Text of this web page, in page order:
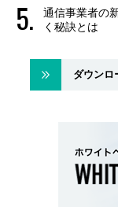
通信事業者の
く秘訣とは
ダウンロ